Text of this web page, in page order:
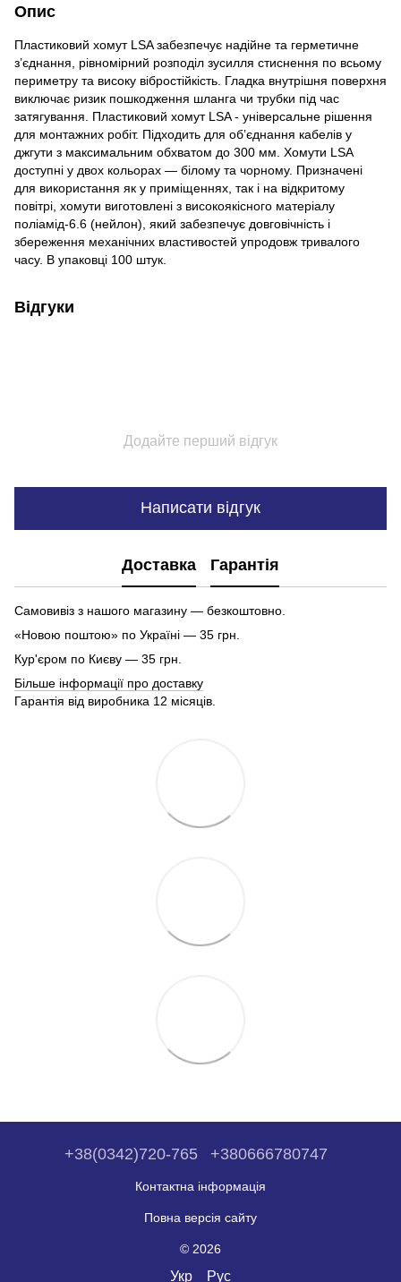
Опис
Пластиковий хомут LSA забезпечує надійне та герметичне
з’єднання, рівномірний розподіл зусилля стиснення по всьому
периметру та високу вібростійкість. Гладка внутрішня поверхня
виключає ризик пошкодження шланга чи трубки під час
затягування. Пластиковий хомут LSA - універсальне рішення
для монтажних робіт. Підходить для об’єднання кабелів у
джгути з максимальним обхватом до 300 мм. Хомути LSA
доступні у двох кольорах — білому та чорному. Призначені
для використання як у приміщеннях, так і на відкритому
повітрі, хомути виготовлені з високоякісного матеріалу
поліамід-6.6 (нейлон), який забезпечує довговічність і
збереження механічних властивостей упродовж тривалого
часу. В упаковці 100 штук.
Відгуки
Додайте перший відгук
Написати відгук
Доставка Гарантія
Самовивіз з нашого магазину — безкоштовно.
«Новою поштою» по Україні — 35 грн.
Кур'єром по Києву — 35 грн.
Більше інформації про доставку
Гарантія від виробника 12 місяців.
+38(0342)720-765 +380666780747
Контактна інформація
Повна версія сайту
© 2026
Укр Рус